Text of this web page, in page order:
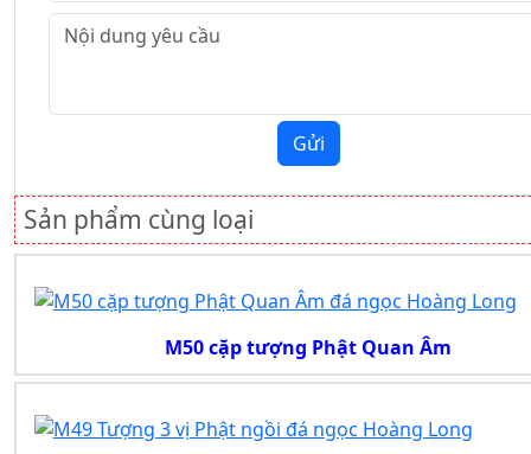
Gửi
Sản phẩm cùng loại
M50 cặp tượng Phật Quan Âm